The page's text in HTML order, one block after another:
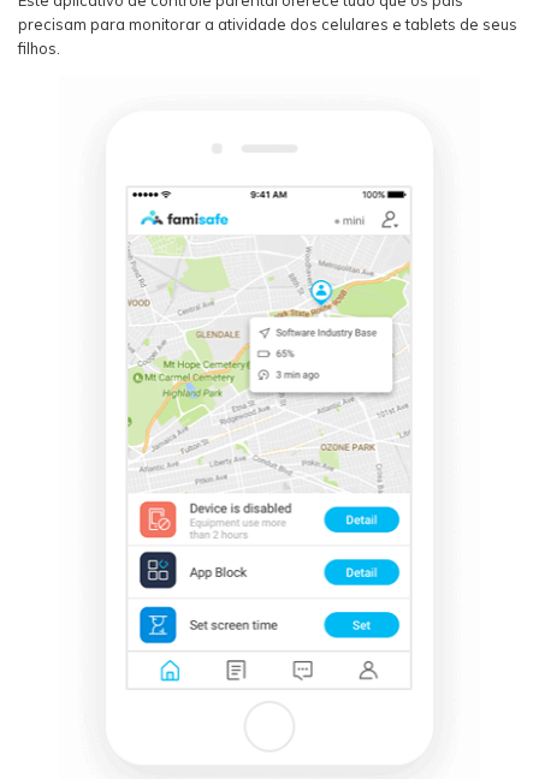
precisam para monitorar a atividade dos celulares e tablets de seus
filhos.